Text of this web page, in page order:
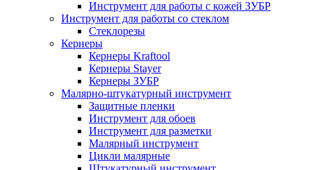
Инструмент для работы с кожей ЗУБР
Инструмент для работы со стеклом
Стеклорезы
Кернеры
Кернеры Kraftool
Кернеры Stayer
Кернеры ЗУБР
Малярно-штукатурный инструмент
Защитные пленки
Инструмент для обоев
Инструмент для разметки
Малярный инструмент
Цикли малярные